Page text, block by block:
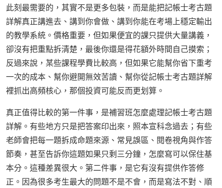
此刻最需要的，其實不是更多包裝，而是能把記帳士考古題
詳解真正講進去、講到你會做、講到你能在考場上穩定輸出
的教學系統。價格重要，但如果便宜的課只提供大量講義，
卻沒有把重點拆清楚，最後你還是得花額外時間自己摸索；
反過來說，某些課程學費比較高，但如果它能幫你省下重考
一次的成本、幫你避開無效苦讀、幫你從記帳士考古題詳解
裡抓出高頻核心，那個投資可能反而更划算。
真正值得比較的第一件事，是補習班怎麼處理記帳士考古題
詳解。有些地方只是把答案印出來，照本宣科念過去；有些
老師會把每一題拆成命題來源、常見誤區、閱卷視角與作答
節奏，甚至告訴你這題如果只剩三分鐘，怎麼寫可以保住基
本分。這種差異很大。第二件事，是它有沒有提供作答修
正。因為很多考生最大的問題不是不會，而是寫法不對、順